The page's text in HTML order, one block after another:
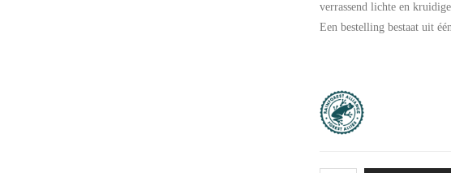
verrassend lichte en
Een bestelling bestaat uit